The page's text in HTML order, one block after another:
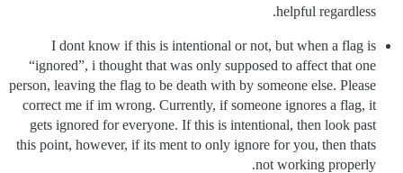
helpful regardless.
I dont know if this is intentional or not, but when a flag is
“ignored”, i thought that was only supposed to affect that one
person, leaving the flag to be death with by someone else. Please
correct me if im wrong. Currently, if someone ignores a flag, it
gets ignored for everyone. If this is intentional, then look past
this point, however, if its ment to only ignore for you, then thats
not working properly.